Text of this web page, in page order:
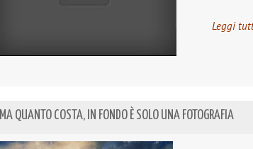
Leggi
MA QUANTO COSTA, IN FONDO È SOLO UNA FOTOGRAFIA